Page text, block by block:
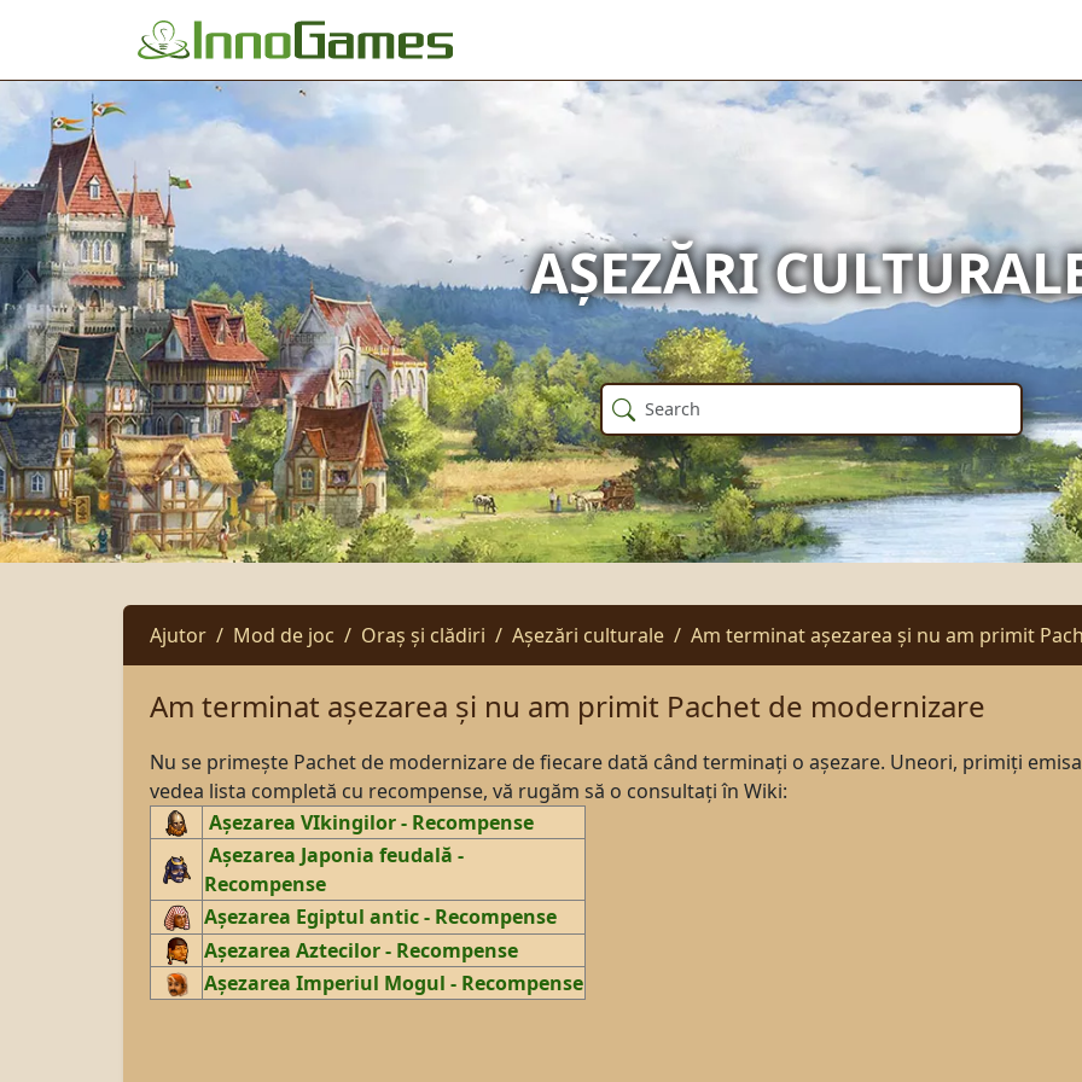
AȘEZĂRI
Ajutor Mod de joc Oraș și clădiri Așezări culturale Am terminat așezarea și nu am primit
Am terminat așezarea și nu am primit Pachet de modernizare
Nu se primește Pachet de modernizare de fiecare dată când terminați o așezare. Uneori, primiți
vedea lista completă cu recompense, vă rugăm să o consultați în Wiki:
Așezarea VIkingilor - Recompense
Așezarea Japonia feudală -
Recompense
Așezarea Egiptul antic - Recompense
Așezarea Aztecilor - Recompense
Așezarea Imperiul Mogul - Recompense